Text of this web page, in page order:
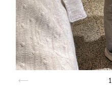
1